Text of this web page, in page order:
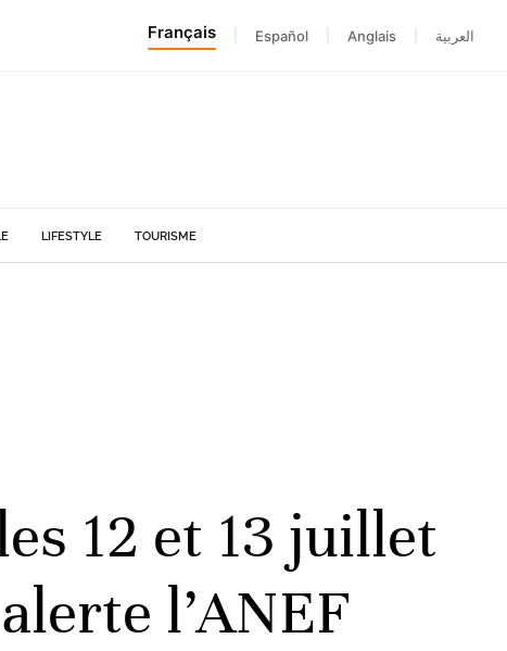
Français Español Anglais العربية
LIFESTYLE TOURISME
12 et 13 juillet
l’ANEF